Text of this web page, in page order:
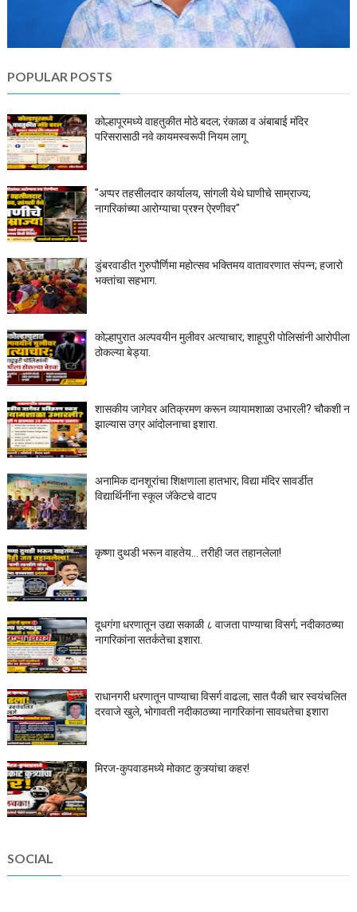
POPULAR POSTS
कोल्हापूरमध्ये वाहतुकीत मोठे बदल; रंकाळा व अंबाबाई मंदिर
परिसरासाठी नवे कायमस्वरूपी नियम लागू
"अप्पर तहसीलदार कार्यालय, सांगली येथे घाणीचे साम्राज्य;
नागरिकांच्या आरोग्याचा प्रश्न ऐरणीवर"
डुंबरवाडीत गुरुपौर्णिमा महोत्सव भक्तिमय वातावरणात संपन्न; हजारो
भक्तांचा सहभाग.
कोल्हापुरात अल्पवयीन मुलीवर अत्याचार; शाहूपुरी पोलिसांनी आरोपीला
ठोकल्या बेड्या.
शासकीय जागेवर अतिक्रमण करून व्यायामशाळा उभारली? चौकशी न
झाल्यास उग्र आंदोलनाचा इशारा.
अनामिक दानशूरांचा शिक्षणाला हातभार; विद्या मंदिर सावर्डीत
विद्यार्थिनींना स्कूल जॅकेटचे वाटप
कृष्णा दुथडी भरून वाहतेय... तरीही जत तहानलेला!
दूधगंगा धरणातून उद्या सकाळी ८ वाजता पाण्याचा विसर्ग; नदीकाठच्या
नागरिकांना सतर्कतेचा इशारा.
राधानगरी धरणातून पाण्याचा विसर्ग वाढला; सात पैकी चार स्वयंचलित
दरवाजे खुले, भोगावती नदीकाठच्या नागरिकांना सावधतेचा इशारा
मिरज-कुपवाडमध्ये मोकाट कुत्र्यांचा कहर!
SOCIAL